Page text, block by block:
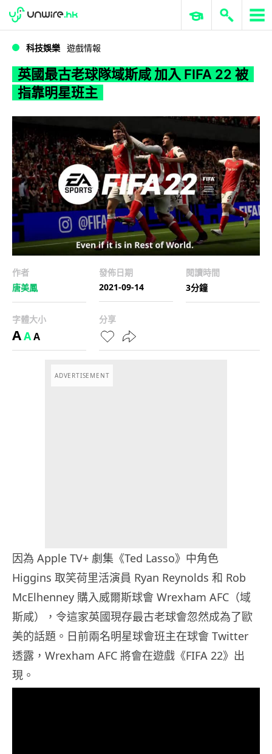
WWDC 2026 ERP 與商業 AI
科技娛樂 遊戲情報
英國最古老球隊域斯咸 加入 FIFA 22 被
指靠明星班主
作者
唐美鳳
發佈日期
2021-09-14
閱讀時間
3分鐘
字體大小
AAA
分享
ADVERTISEMENT
因為 Apple TV+ 劇集《Ted Lasso》中角色
Higgins 取笑荷里活演員 Ryan Reynolds 和 Rob
McElhenney 購入威爾斯球會 Wrexham AFC（域
斯咸），令這家英國現存最古老球會忽然成為了歐
美的話題。日前兩名明星球會班主在球會 Twitter
透露，Wrexham AFC 將會在遊戲《FIFA 22》出
現。